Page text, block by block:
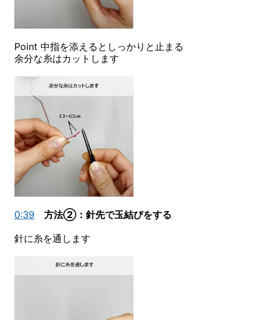
Point 中指を添えるとしっかりと止まる
余分な糸はカットします
0:39
方法②：針先で玉結びをする
針に糸を通します